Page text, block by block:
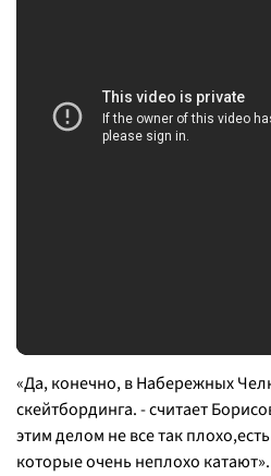
«Да, конечно, в Набережных
скейтбординга.- считает
этим делом не все так
которые очень неплохо катают».